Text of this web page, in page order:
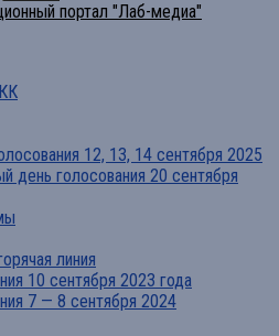
портал "Лаб-медиа"
12, 13, 14 сентября 2025
день голосования 20 сентября
линия
10 сентября 2023 года
7 — 8 сентября 2024